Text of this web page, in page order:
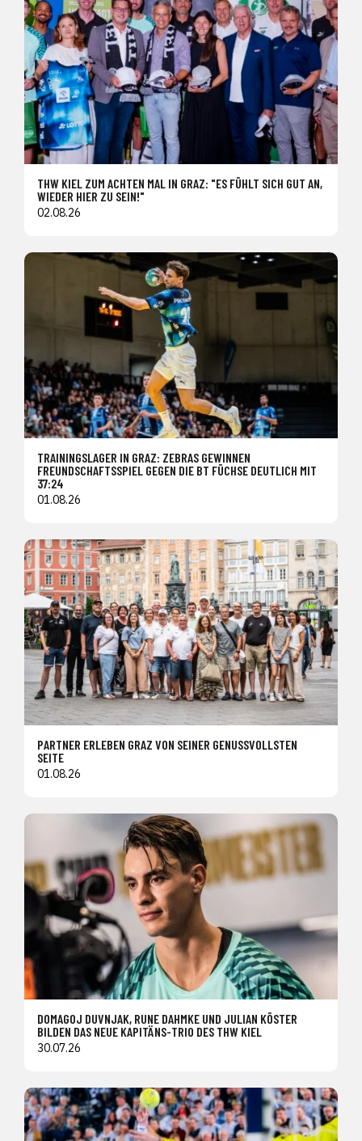
THW KIEL ZUM ACHTEN MAL IN GRAZ: "ES FÜHLT SICH GUT AN,
WIEDER HIER ZU SEIN!"
02.08.26
TRAININGSLAGER IN GRAZ: ZEBRAS GEWINNEN
FREUNDSCHAFTSSPIEL GEGEN DIE BT FÜCHSE DEUTLICH MIT
37:24
01.08.26
PARTNER ERLEBEN GRAZ VON SEINER GENUSSVOLLSTEN
SEITE
01.08.26
DOMAGOJ DUVNJAK, RUNE DAHMKE UND JULIAN KÖSTER
BILDEN DAS NEUE KAPITÄNS-TRIO DES THW KIEL
30.07.26